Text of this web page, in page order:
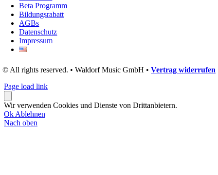
Beta Programm
Bildungsrabatt
AGBs
Datenschutz
Impressum
© All rights reserved. • Waldorf Music GmbH • Vertrag widerrufen
Page load link
Wir verwenden Cookies und Dienste von Drittanbietern.
Ok Ablehnen
Nach oben